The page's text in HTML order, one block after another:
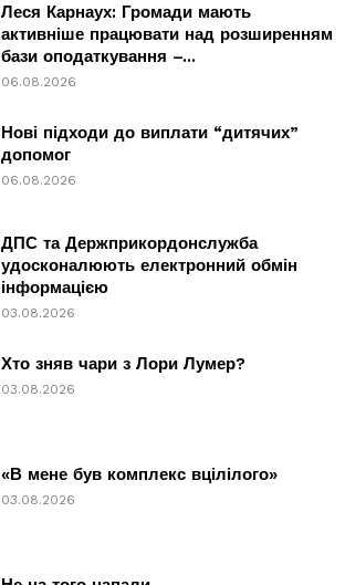
Леся Карнаух: Громади мають
активніше працювати над розширенням
бази оподаткування –...
06.08.2026
Нові підходи до виплати “дитячих”
допомог
06.08.2026
ДПС та Держприкордонслужба
удосконалюють електронний обмін
інформацією
03.08.2026
Хто зняв чари з Лори Лумер?
03.08.2026
«В мене був комплекс вцілілого»
03.08.2026